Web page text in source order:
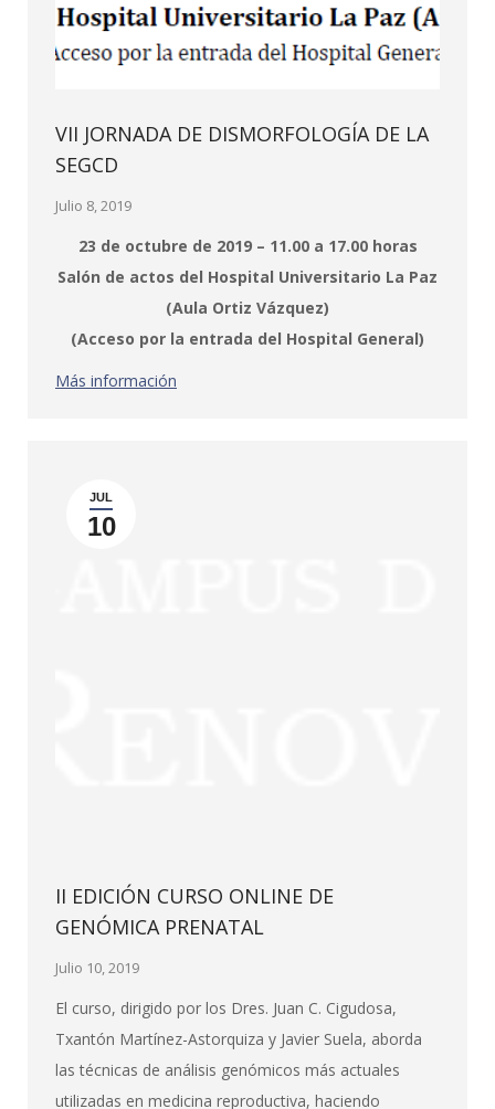
VII JORNADA DE DISMORFOLOGÍA DE LA
SEGCD
Julio 8, 2019
23 de octubre de 2019 – 11.00 a 17.00 horas
Salón de actos del Hospital Universitario La Paz
(Aula Ortiz Vázquez)
(Acceso por la entrada del Hospital General)
Más información
JUL
10
II EDICIÓN CURSO ONLINE DE
GENÓMICA PRENATAL
Julio 10, 2019
El curso, dirigido por los Dres. Juan C. Cigudosa,
Txantón Martínez-Astorquiza y Javier Suela, aborda
las técnicas de análisis genómicos más actuales
utilizadas en medicina reproductiva, haciendo